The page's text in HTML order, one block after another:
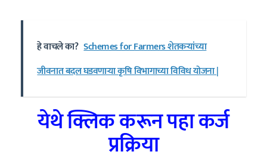
हे वाचले का? Schemes for Farmers शेतकऱ्यांच्या
जीवनात बदल घडवणाऱ्या कृषि विभागाच्या विविध योजना |
येथे क्लिक करून पहा कर्ज
प्रक्रिया